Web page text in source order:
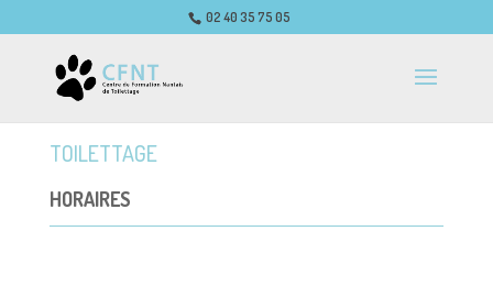
02 40 35 75 05
TOILETTAGE
HORAIRES